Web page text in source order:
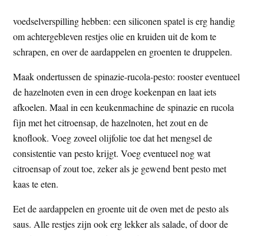
voedselverspilling hebben: een siliconen spatel is erg handig
om achtergebleven restjes olie en kruiden uit de kom te
schrapen, en over de aardappelen en groenten te druppelen.
Maak ondertussen de spinazie-rucola-pesto: rooster eventueel
de hazelnoten even in een droge koekenpan en laat iets
afkoelen. Maal in een keukenmachine de spinazie en rucola
fijn met het citroensap, de hazelnoten, het zout en de
knoflook. Voeg zoveel olijfolie toe dat het mengsel de
consistentie van pesto krijgt. Voeg eventueel nog wat
citroensap of zout toe, zeker als je gewend bent pesto met
kaas te eten.
Eet de aardappelen en groente uit de oven met de pesto als
saus. Alle restjes zijn ook erg lekker als salade, of door de